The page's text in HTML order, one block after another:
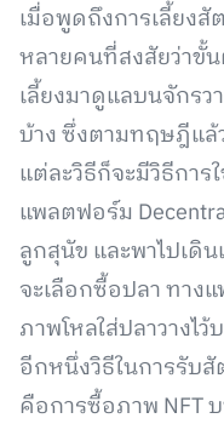
เมื่อพูดถึงการเลี้ยง
หลายคนที่สงสัยว่าขั้
เลี้ยงมาดูแลบนจักรว
บ้าง ซึ่งตามทฤษฎีแล้
แต่ละวิธีก็จะมีวิธีกา
แพลตฟอร์ม
ลูกสุนัข และพาไปเดิ
จะเลือกซื้อปลา ทาง
ภาพโหลใส่ปลาวางไ
อีกหนึ่งวิธีในการรับสั
คือการซื้อภาพ NFT